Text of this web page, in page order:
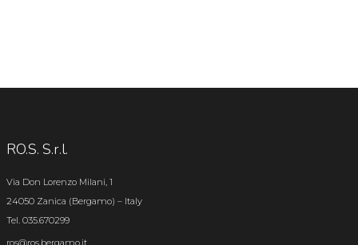
RO.S. S.r.l.
Via Don Lorenzo Milani, 1
24050 Zanica (Bergamo) – Italy
Tel. 035.670299
ros@ros.bergamo.it